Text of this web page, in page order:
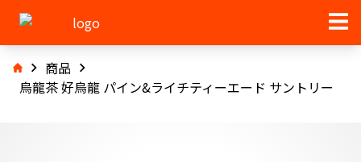
商品
烏龍茶 好烏龍 パイン&ライチティーエード サントリー